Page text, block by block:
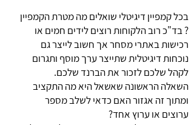
בכל קמפיין דיגיטלי שואלים מה מטרת הקמפיין
? בד"כ רוב הלקוחות רוצים לידים חמים או
רכישות באתרי מסחר אך חשוב לייצר גם
נוכחות דיגיטלית שתייצר ערך מוסף ותגרום
לקהל שלכם לזכור את הברנד שלכם.
השאלה הראשונה שאשאל היא מה התקציב
ומתוך זה אגזור האם כדאי לשלב מספר
ערוצים או ערוץ אחד?